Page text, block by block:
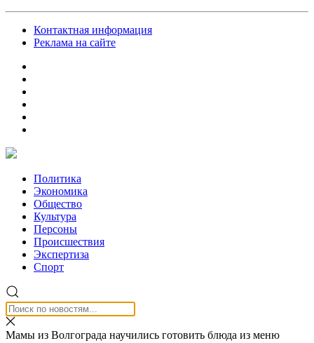
Контактная информация
Реклама на сайте
Политика
Экономика
Общество
Культура
Персоны
Происшествия
Экспертиза
Спорт
Мамы из Волгограда научились готовить блюда из меню